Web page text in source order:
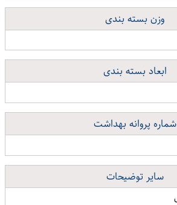
وزن بسته بندی
ابعاد بسته بندی
شماره پروانه بهداشت
سایر توضیحات